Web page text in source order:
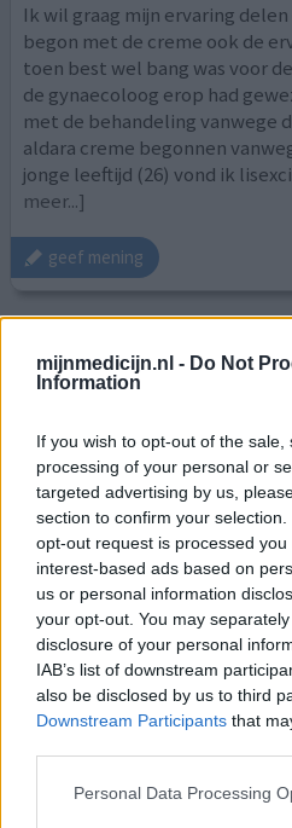
mijnmedicijn.nl - Do Not
Information
If you wish to opt-out of the
processing of your personal or
targeted advertising by us,
section to confirm your
opt-out request is processed
interest-based ads based on
us or personal information
your opt-out. You may
disclosure of your personal
IAB’s list of downstream
also be disclosed by us to third
Downstream Participants that
Personal Data Processing
Ik wil graag mijn ervaring
begon met de creme ook de
toen best wel bang was voor
de gynaecoloog erop had
met de behandeling vanwege
aldara creme begonnen
jonge leeftijd (26) vond ik
meer...]
geef mening
Aldara
11-10-2022 | Vrouw | 30
Niet in de lijst
Effectiviteit
Hoeveelheid bijwerkingen
Vanwege afwijkende cellen,
keer per week ingebracht.
bijwerken, dit viel bij mij mee.
lichte spierpijn in mijn
vermoeider. De plek rondom
verzorgen met vaseline, dan
helaas niet het gewenste